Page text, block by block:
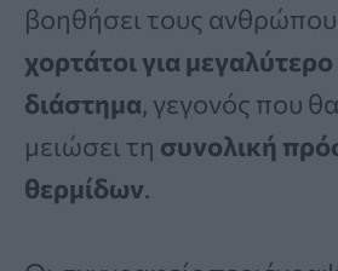
βοηθήσει τους
χορτάτοι για
διάστημα, γεγονός που
μειώσει τη συνολική
θερμίδων.